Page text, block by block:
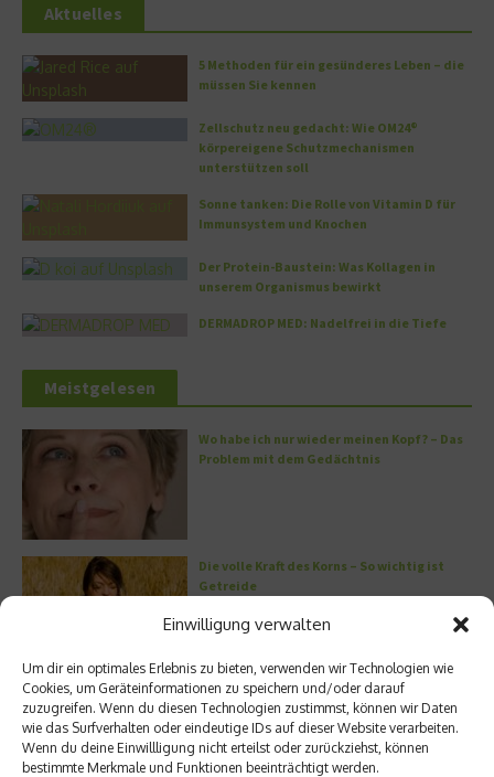
Einwilligung verwalten
Um dir ein optimales Erlebnis zu bieten, verwenden wir Technologien wie
Cookies, um Geräteinformationen zu speichern und/oder darauf
zuzugreifen. Wenn du diesen Technologien zustimmst, können wir Daten
wie das Surfverhalten oder eindeutige IDs auf dieser Website verarbeiten.
Wenn du deine Einwillligung nicht erteilst oder zurückziehst, können
bestimmte Merkmale und Funktionen beeinträchtigt werden.
Aktuelles
5 Methoden für ein gesünderes Leben – die
müssen Sie kennen
Zellschutz neu gedacht: Wie OM24®
körpereigene Schutzmechanismen
unterstützen soll
Sonne tanken: Die Rolle von Vitamin D für
Immunsystem und Knochen
Der Protein-Baustein: Was Kollagen in
unserem Organismus bewirkt
DERMADROP MED: Nadelfrei in die Tiefe
Meistgelesen
Wo habe ich nur wieder meinen Kopf? – Das
Problem mit dem Gedächtnis
Die volle Kraft des Korns – So wichtig ist
Getreide
Entzündung der Nebenhöhlen: Symptome
und verschiedene Formen